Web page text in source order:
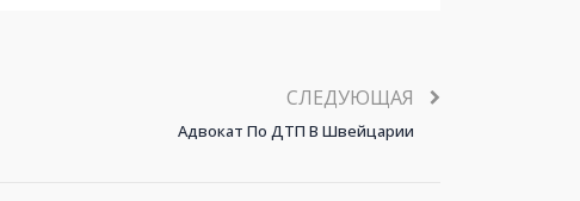
СЛЕДУЮЩАЯ
Адвокат По ДТП В Швейцарии